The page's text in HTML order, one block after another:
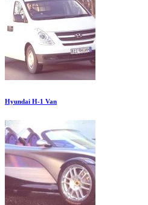
Hyundai H-1 Van